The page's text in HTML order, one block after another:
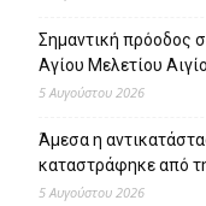
Σημαντική πρόοδος
Αγίου Μελετίου
5 Αυγούστου 2026
Άμεσα η
καταστράφηκε από
5 Αυγούστου 2026